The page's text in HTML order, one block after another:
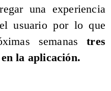
una experiencia
usuario por lo que
semanastres
la aplicación.